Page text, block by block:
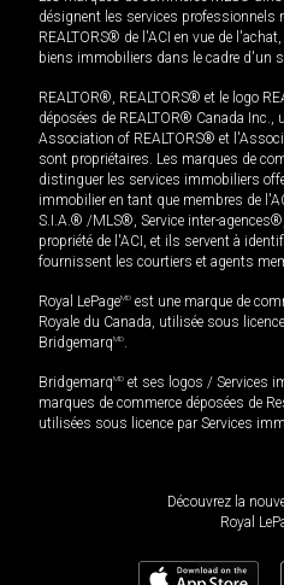
désignent les services professionnels
REALTORS® de l'ACI en vue de
biens immobiliers dans le cadre d'un
REALTOR®, REALTORS® et le logo
déposées de REALTOR® Canada Inc.,
Association of REALTORS® et
sont propriétaires. Les marques de
distinguer les services immobiliers
immobilier en tant que membres de
S.I.A.® /MLS®, Service inter-
propriété de l'ACI, et ils servent à
fournissent les courtiers et agents
Royal LePageMD est une marque de
Royale du Canada, utilisée sous
BridgemarqMD.
BridgemarqMD et ses logos / Services
marques de commerce déposées de
utilisées sous licence par Services
Découvrez la
Royal